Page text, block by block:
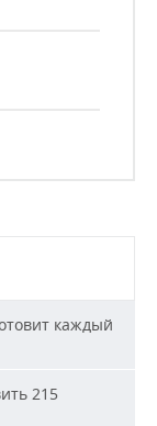
каждый
215